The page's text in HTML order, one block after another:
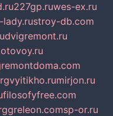
227gp.ruwes-ex.ru
lady.rustroy-db.com
dvigremont.ru
remontdoma.com
vyitikho.rumirjon.ru
filosofyfree.com
greleon.comsp-or.ru